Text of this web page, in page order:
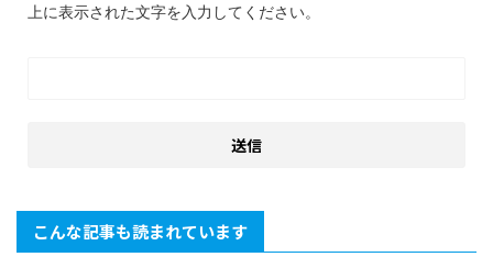
上に表示された文字を入力してください。
こんな記事も読まれています